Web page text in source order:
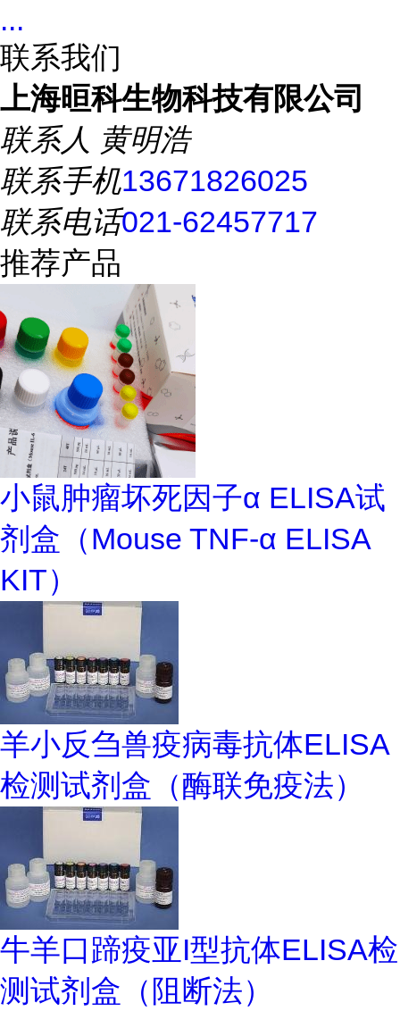
...
联系我们
上海晅科生物科技有限公司
联系人 黄明浩
联系手机13671826025
联系电话021-62457717
推荐产品
小鼠肿瘤坏死因子α ELISA试
剂盒（Mouse TNF-α ELISA
KIT）
羊小反刍兽疫病毒抗体ELISA
检测试剂盒（酶联免疫法）
牛羊口蹄疫亚I型抗体ELISA检
测试剂盒（阻断法）